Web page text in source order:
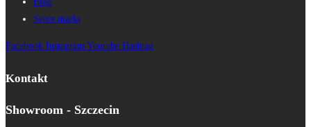
Serce marki
Facebook Instagram Youtube Hashtag
Kontakt
Showroom - Szczecin